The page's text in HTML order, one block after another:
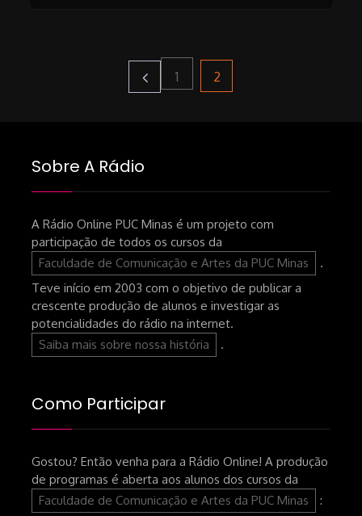
Paginação
de
posts
Page
1 Page
2
Sobre A Rádio
A Rádio Online PUC Minas é um projeto com
participação de todos os cursos da
Faculdade de Comunicação e Artes da PUC Minas
.
Teve início em 2003 com o objetivo de publicar a
crescente produção de alunos e investigar as
potencialidades do rádio na internet.
Saiba mais sobre nossa história
.
Como Participar
Gostou? Então venha para a Rádio Online! A produção
de programas é aberta aos alunos dos cursos da
Faculdade de Comunicação e Artes da PUC Minas
: